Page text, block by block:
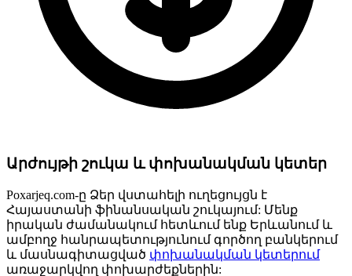
Արժույթի շուկա և փոխանակման կետեր
Poxarjeq.com-ը Ձեր վստահելի ուղեցույցն է
Հայաստանի ֆինանսական շուկայում: Մենք
իրական ժամանակում հետևում ենք Երևանում և
ամբողջ հանրապետությունում գործող բանկերում
և մասնագիտացված փոխանակման կետերում
առաջարկվող փոխարժեքներին: